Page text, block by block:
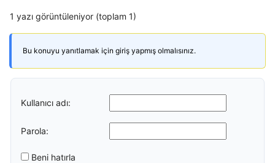
1 yazı görüntüleniyor (toplam 1)
Bu konuyu yanıtlamak için giriş yapmış olmalısınız.
Kullanıcı adı:
Parola:
Beni hatırla